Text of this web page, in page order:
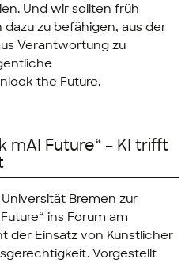
Und wir sollten früh
zu befähigen, aus der
Verantwortung zu
the Future.
mAI Future“ – KI trifft
Bremen zur
ins Forum am
der Einsatz von Künstlicher
Vorgestellt